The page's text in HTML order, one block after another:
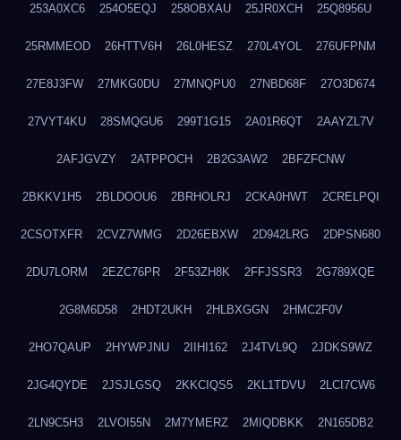
253A0XC6 254O5EQJ 258OBXAU 25JR0XCH 25Q8956U
25RMMEOD 26HTTV6H 26L0HESZ 270L4YOL 276UFPNM
27E8J3FW 27MKG0DU 27MNQPU0 27NBD68F 27O3D674
27VYT4KU 28SMQGU6 299T1G15 2A01R6QT 2AAYZL7V
2AFJGVZY 2ATPPOCH 2B2G3AW2 2BFZFCNW
2BKKV1H5 2BLDOOU6 2BRHOLRJ 2CKA0HWT 2CRELPQI
2CSOTXFR 2CVZ7WMG 2D26EBXW 2D942LRG 2DPSN680
2DU7LORM 2EZC76PR 2F53ZH8K 2FFJSSR3 2G789XQE
2G8M6D58 2HDT2UKH 2HLBXGGN 2HMC2F0V
2HO7QAUP 2HYWPJNU 2IIHI162 2J4TVL9Q 2JDKS9WZ
2JG4QYDE 2JSJLGSQ 2KKCIQS5 2KL1TDVU 2LCI7CW6
2LN9C5H3 2LVOI55N 2M7YMERZ 2MIQDBKK 2N165DB2